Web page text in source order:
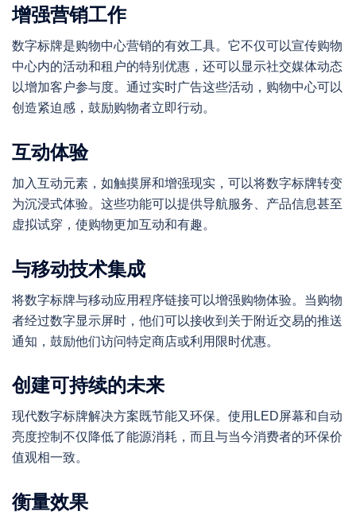
增强营销工作
数字标牌是购物中心营销的有效工具。它不仅可以宣传购物
中心内的活动和租户的特别优惠，还可以显示社交媒体动态
以增加客户参与度。通过实时广告这些活动，购物中心可以
创造紧迫感，鼓励购物者立即行动。
互动体验
加入互动元素，如触摸屏和增强现实，可以将数字标牌转变
为沉浸式体验。这些功能可以提供导航服务、产品信息甚至
虚拟试穿，使购物更加互动和有趣。
与移动技术集成
将数字标牌与移动应用程序链接可以增强购物体验。当购物
者经过数字显示屏时，他们可以接收到关于附近交易的推送
通知，鼓励他们访问特定商店或利用限时优惠。
创建可持续的未来
现代数字标牌解决方案既节能又环保。使用LED屏幕和自动
亮度控制不仅降低了能源消耗，而且与当今消费者的环保价
值观相一致。
衡量效果